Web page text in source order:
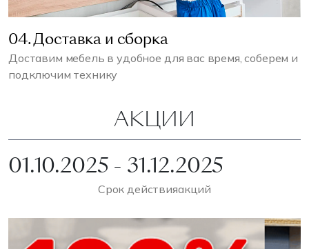
04. Доставка и сборка
Доставим мебель в удобное для вас время, соберем и
подключим технику
АКЦИИ
01.10.2025 - 31.12.2025
Срок действияакций